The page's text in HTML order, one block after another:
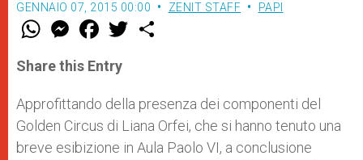
GENNAIO 07, 2015 00:00 ZENIT STAFF PAPI
W
t
s
p
p
M
e
s
e
g
e
r
F
a
e
b
o
k
w
r
Share this Entry
Approfittando della presenza dei componenti del
Golden Circus di Liana Orfei, che si hanno tenuto una
breve esibizione in Aula Paolo VI, a conclusione